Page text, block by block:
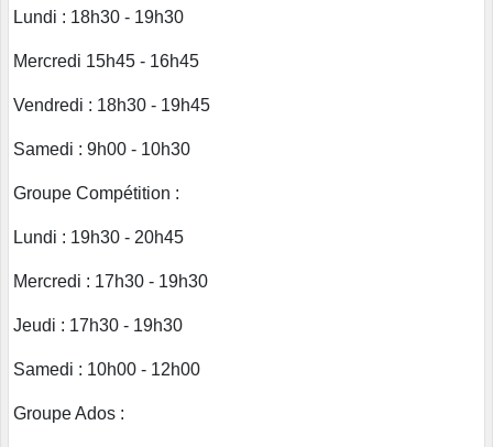
Lundi : 18h30 - 19h30
Mercredi 15h45 - 16h45
Vendredi : 18h30 - 19h45
Samedi : 9h00 - 10h30
Groupe Compétition :
Lundi : 19h30 - 20h45
Mercredi : 17h30 - 19h30
Jeudi : 17h30 - 19h30
Samedi : 10h00 - 12h00
Groupe Ados :